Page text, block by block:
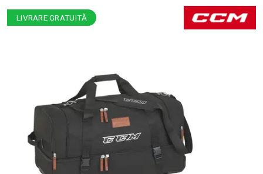
LIVRARE GRATUITĂ